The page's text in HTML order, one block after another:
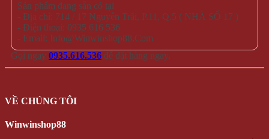
Sản phẩm đang sẵn có tại
- Địa chỉ: 714 / 17 Nguyễn Trãi, P.11, Q.5 ( NHÀ SỐ 17 )
- Điện thoại: 0935 616 536
- Email: Info@Winwinshop88.Com
Gọi ngay 0935.616.536 để đặt hàng ngay.
VỀ CHÚNG TÔI
Winwinshop88